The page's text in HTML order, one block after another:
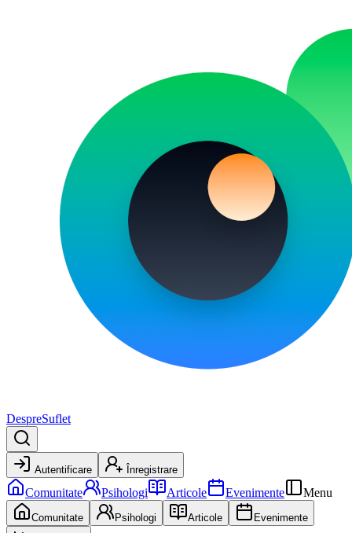
DespreSuflet
Autentificare Înregistrare
Comunitate Psihologi Articole Evenimente Menu
Comunitate Psihologi Articole Evenimente